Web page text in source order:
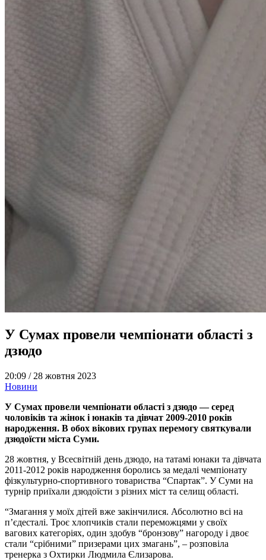
У Сумах провели чемпіонати області з
дзюдо
20:09 / 28 жовтня 2023
Новини
У Сумах провели чемпіонати області з дзюдо — серед
чоловіків та жінок і юнаків та дівчат 2009-2010 років
народження. В обох вікових групах перемогу святкували
дзюдоїсти міста Суми.
28 жовтня, у Всесвітній день дзюдо, на татамі юнаки та дівчата
2011-2012 років народження боролись за медалі чемпіонату
фізкультурно-спортивного товариства “Спартак”. У Суми на
турнір приїхали дзюдоїсти з різних міст та селищ області.
“Змагання у моїх дітей вже закінчилися. Абсолютно всі на
п’єдесталі. Троє хлопчиків стали переможцями у своїх
вагових категоріях, один здобув “бронзову” нагороду і двоє
стали “срібними” призерами цих змагань”, – розповіла
тренерка з Охтирки Людмила Єлизарова.